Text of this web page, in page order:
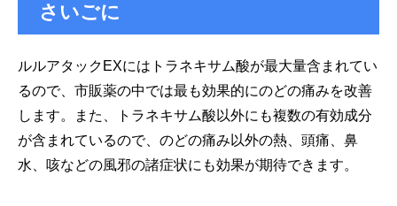
さいごに
ルルアタックEXにはトラネキサム酸が最大量含まれてい
るので、市販薬の中では最も効果的にのどの痛みを改善
します。また、トラネキサム酸以外にも複数の有効成分
が含まれているので、のどの痛み以外の熱、頭痛、鼻
水、咳などの風邪の諸症状にも効果が期待できます。